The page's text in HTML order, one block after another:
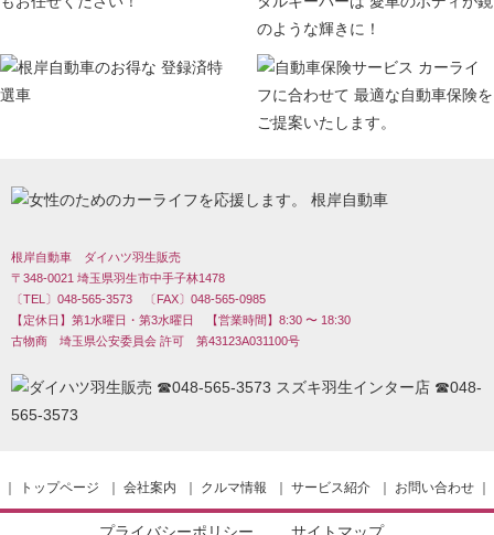
根岸自動車 ダイハツ羽生販売
〒348-0021 埼玉県羽生市中手子林1478
〔TEL〕048-565-3573 〔FAX〕048-565-0985
【定休日】第1水曜日・第3水曜日 【営業時間】8:30 〜 18:30
古物商 埼玉県公安委員会 許可 第43123A031100号
トップページ 会社案内 クルマ情報 サービス紹介 お問い合わせ